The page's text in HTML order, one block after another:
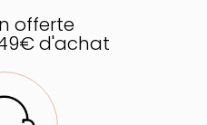
offerte
d'achat